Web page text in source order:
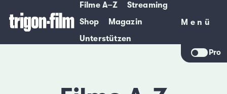
Filme A–Z
Streaming
Shop
Magazin
Unterstützen
Menü
Menü
Pro